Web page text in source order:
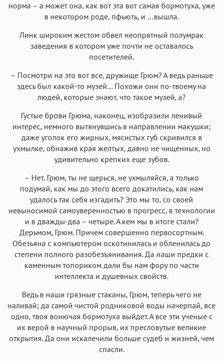
норма – а может она, как вот эта вот самая бормотуха, уже
в некотором роде, пфьють, и …вышла.
Линк широким жестом обвел неопрятный полумрак
заведения в котором уже почти не оставалось
посетителей.
– Посмотри на это вот все, дружище Грюм? А ведь раньше
здесь был какой-то музей… Похожи они по-твоему на
людей, которые знают, что такое музей, а?
Густые брови Грюма, наконец, изобразили ленивый
интерес, немного вытянувшись в направлении макушки;
даже уголок его жирных, мясистых губ скривился в
ухмылке, обнажив края желтых, давно не чищенных, но
удивительно крепких еще зубов.
– Нет, Грюм, ты не щерься, не ухмыляйся, а только
подумай, как мы до этого всего докатились, как нам
удалось так себя изгадить? Это мы то, со своей
невыносимой самоуверенностью в прогресс, в технологии
и в дважды-два – четыре. А кем мы в итоге стали?
Дерьмом, Грюм. Причем совершенно первосортным.
Обезьяна с компьютером оскотинилась и обленилась до
степени полного разобезъянивания. Да наши предки с
каменным топориком дали бы нам фору по части
интеллекта и душевных свойств.
Ведь в наши грязные стаканы, Грюм, теперь чего не
наливай; да самой чистой родниковой воды начерпай, все
одно, твоя вонючая бормотуха выйдет. А все эти ученые с
их верой в научный прорыв, их пресловутые великие
открытия. Да они искалечили больше судеб и жизней, чем
спасли.